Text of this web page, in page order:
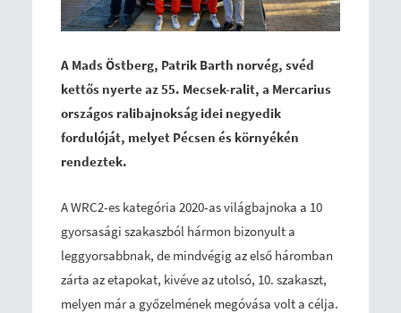
A Mads Östberg, Patrik Barth norvég, svéd
kettős nyerte az 55. Mecsek-ralit, a Mercarius
országos ralibajnokság idei negyedik
fordulóját, melyet Pécsen és környékén
rendeztek.
A WRC2-es kategória 2020-as világbajnoka a 10
gyorsasági szakaszból hármon bizonyult a
leggyorsabbnak, de mindvégig az első háromban
zárta az etapokat, kivéve az utolsó, 10. szakaszt,
melyen már a győzelmének megóvása volt a célja.